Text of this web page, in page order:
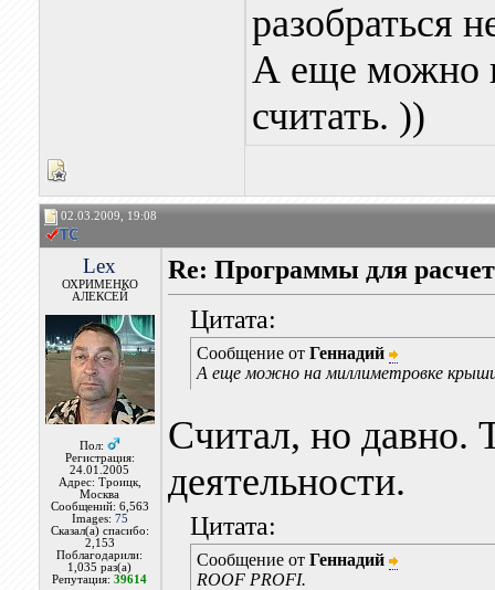
разобраться
А еще можно
считать. ))
02.03.2009, 19:08
Lex
ОХРИМЕНКО
АЛЕКСЕЙ
Пол:
Регистрация:
24.01.2005
Адрес: Троицк,
Москва
Сообщений: 6,563
Images: 75
Сказал(а) спасибо:
2,153
Поблагодарили:
1,035 раз(а)
Репутация:39614
Re: Программы для
Цитата:
Сообщение от Геннадий
А еще можно на миллиметровке
Считал, но давно.
деятельности.
Цитата:
Сообщение от Геннадий
ROOF PROFI.